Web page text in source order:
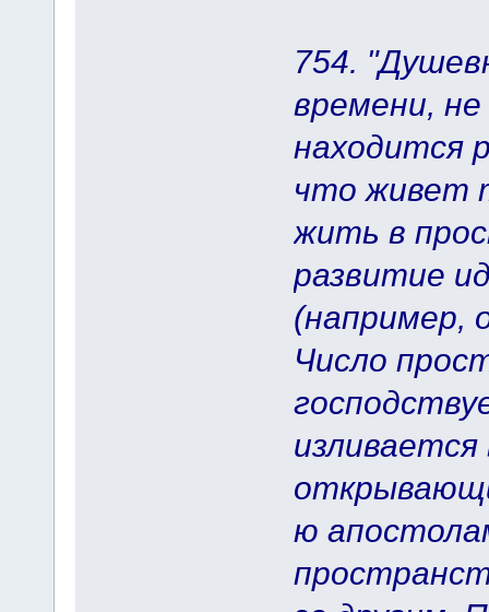
754.
времени,
находится
что живет
жить в
развитие
(например,
Число
ю